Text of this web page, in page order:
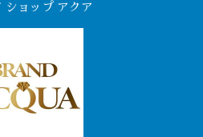
ショップ アクア